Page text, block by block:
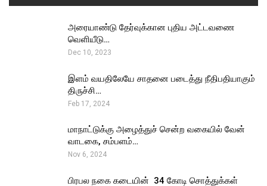
அரையாண்டு தேர்வுக்கான புதிய அட்டவணை
வெளியீடு…
Dec 10, 2023
இளம் வயதிலேயே சாதனை படைத்து நீதிபதியாகும்
திருச்சி…
Feb 17, 2024
மாநாட்டுக்கு அழைத்துச் சென்ற வகையில் வேன்
வாடகை, சம்பளம்…
Nov 6, 2024
பிரபல நகை கடையின் ₹ 34 கோடி சொத்துக்கள்